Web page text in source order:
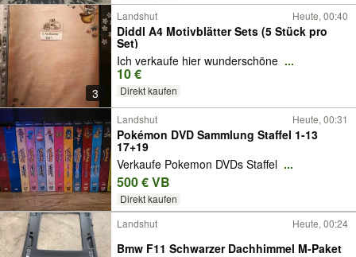
3
Landshut Heute, 00:40
Diddl A4 Motivblätter Sets (5 Stück pro
Set)
Ich verkaufe hier wunderschöne ...
10 €
Direkt kaufen
Landshut Heute, 00:31
Pokémon DVD Sammlung Staffel 1-13
17+19
Verkaufe Pokemon DVDs Staffel ...
500 € VB
Direkt kaufen
Landshut Heute, 00:24
Bmw F11 Schwarzer Dachhimmel M-Paket